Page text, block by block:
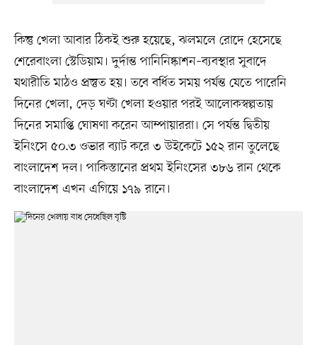
কিন্তু খেলা আবার ঠিকই শুরু হয়েছে, ঝলমলে রোদে হেসেছে
শেরেবাংলা স্টেডিয়াম। দুর্দান্ত পানিনিষ্কাশন–ব্যবস্থার সুবাদে
যথারীতি মাঠও প্রস্তুত হয়। তবে বর্ধিত সময় পর্যন্ত যেতে পারেনি
দিনের খেলা, দেড় ঘণ্টা খেলা হওয়ার পরই আলোকস্বল্পতায়
দিনের সমাপ্তি ঘোষণা করেন আম্পায়াররা। সে পর্যন্ত দ্বিতীয়
ইনিংসে ৫০.৩ ওভার ব্যাট করে ৩ উইকেটে ১৫২ রান তুলেছে
বাংলাদেশ দল। পাকিস্তানের প্রথম ইনিংসের ৩৮৬ রান থেকে
বাংলাদেশ এখন এগিয়ে ১৭৯ রানে।